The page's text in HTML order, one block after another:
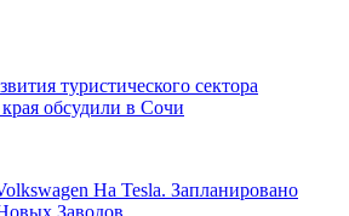
туристического сектора
обсудили в Сочи
На Tesla. Запланировано
Заводов